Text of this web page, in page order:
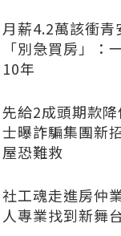
月薪4.2萬該衝青
「別急買房」：
10年
先給2成頭期款
士曝詐騙集團新
屋恐難救
社工魂走進房仲
人專業找到新舞